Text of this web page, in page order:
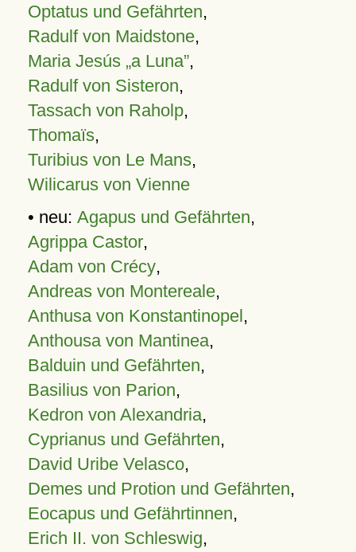
Optatus und Gefährten,
Radulf von Maidstone,
Maria Jesús „a Luna”,
Radulf von Sisteron,
Tassach von Raholp,
Thomaïs,
Turibius von Le Mans,
Wilicarus von Vienne
• neu: Agapus und Gefährten,
Agrippa Castor,
Adam von Crécy,
Andreas von Montereale,
Anthusa von Konstantinopel,
Anthousa von Mantinea,
Balduin und Gefährten,
Basilius von Parion,
Kedron von Alexandria,
Cyprianus und Gefährten,
David Uribe Velasco,
Demes und Protion und Gefährten,
Eocapus und Gefährtinnen,
Erich II. von Schleswig,